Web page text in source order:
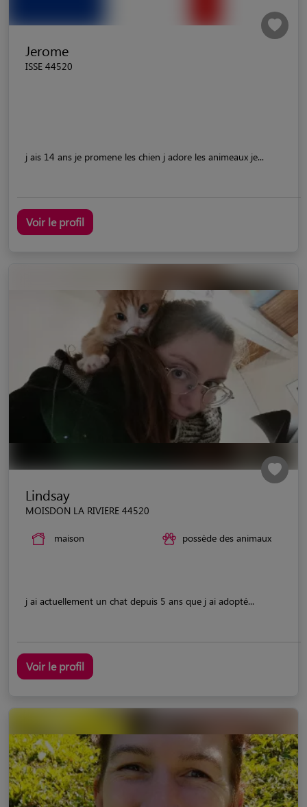
Jerome
ISSE 44520
j ais 14 ans je promene les chien j adore les animeaux je...
Voir le profil
Lindsay
MOISDON LA RIVIERE 44520
maison possède des animaux
j ai actuellement un chat depuis 5 ans que j ai adopté...
Voir le profil